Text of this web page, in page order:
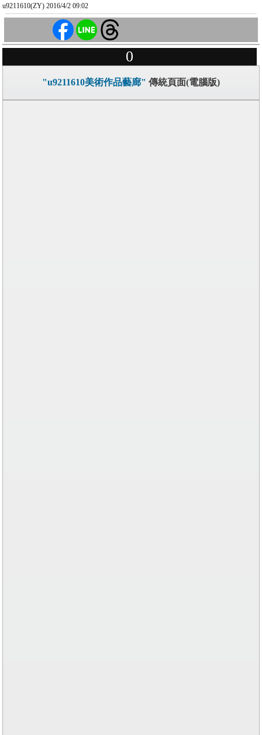
u9211610(ZY) 2016/4/2 09:02
0
"u9211610美術作品藝廊" 傳統頁面(電腦版)